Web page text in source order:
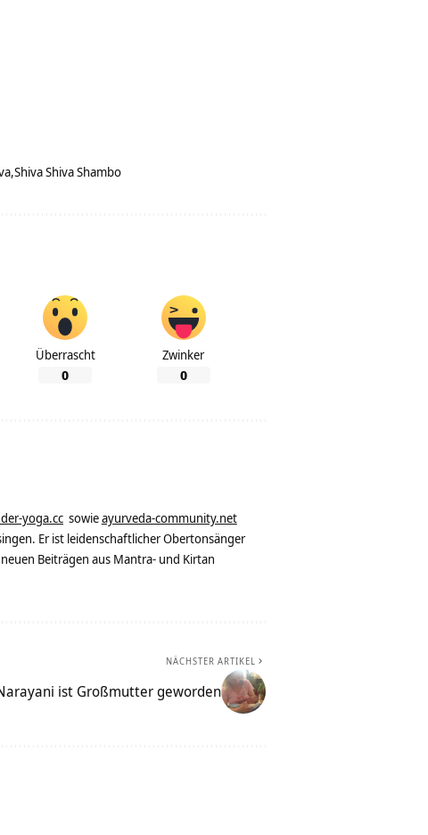
Shiva Shiva Shambo
Überrascht
0
Zwinker
0
yoga.cc sowieayurveda-community.net
Er ist leidenschaftlicher Obertonsänger
Beiträgen aus Mantra- und Kirtan
NÄCHSTER ARTIKEL
ist Großmutter geworden